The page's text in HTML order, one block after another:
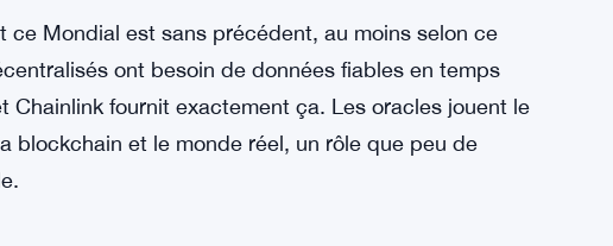
ce Mondial est sans précédent, au moins selon ce
ont besoin de données fiables en temps
fournit exactement ça. Les oracles jouent le
blockchain et le monde réel, un rôle que peu de